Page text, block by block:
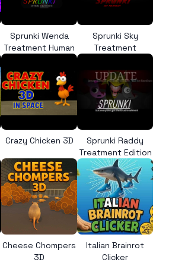
Sprunki Wenda
Treatment Human
Sprunki Sky
Treatment
Crazy Chicken 3D
Sprunki Raddy
Treatment Edition
Cheese Chompers
3D
Italian Brainrot
Clicker